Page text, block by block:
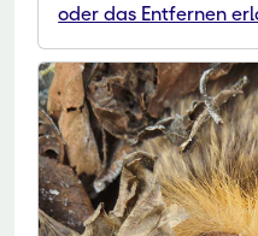
oder das Entfernen